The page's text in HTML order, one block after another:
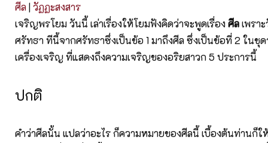
ศีล| วัฏฏะสงสาร
เจริญพรโยม วันนี้ เล่าเรื่องให้โยมฟังคิดว่าจะพูดเรื่องศีลเพรา
ศรัทธา ทีนี้จากศรัทธาซึ่งเป็นข้อ 1 มาถึงศีล ซึ่งเป็นข้อที่ 2 ในชุ
เครื่องเจริญ ที่แสดงถึงความเจริญของอริยสาวก 5 ประการนี้
ปกติ
คำว่าศีลนั้น แปลว่าอะไร ก็ความหมายของศีลนี้ เบื้องต้นท่านก็ใ